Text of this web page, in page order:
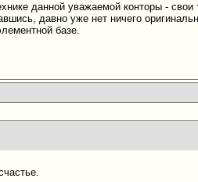
данной уважаемой конторы -
давно уже нет ничего
базе.